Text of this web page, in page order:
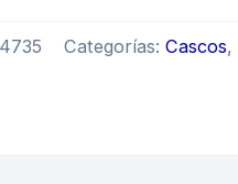
Categorías: Cascos,